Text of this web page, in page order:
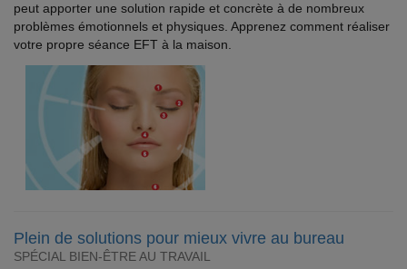
peut apporter une solution rapide et concrète à de nombreux
problèmes émotionnels et physiques. Apprenez comment réaliser
votre propre séance EFT à la maison.
Plein de solutions pour mieux vivre au bureau
SPÉCIAL BIEN-ÊTRE AU TRAVAIL